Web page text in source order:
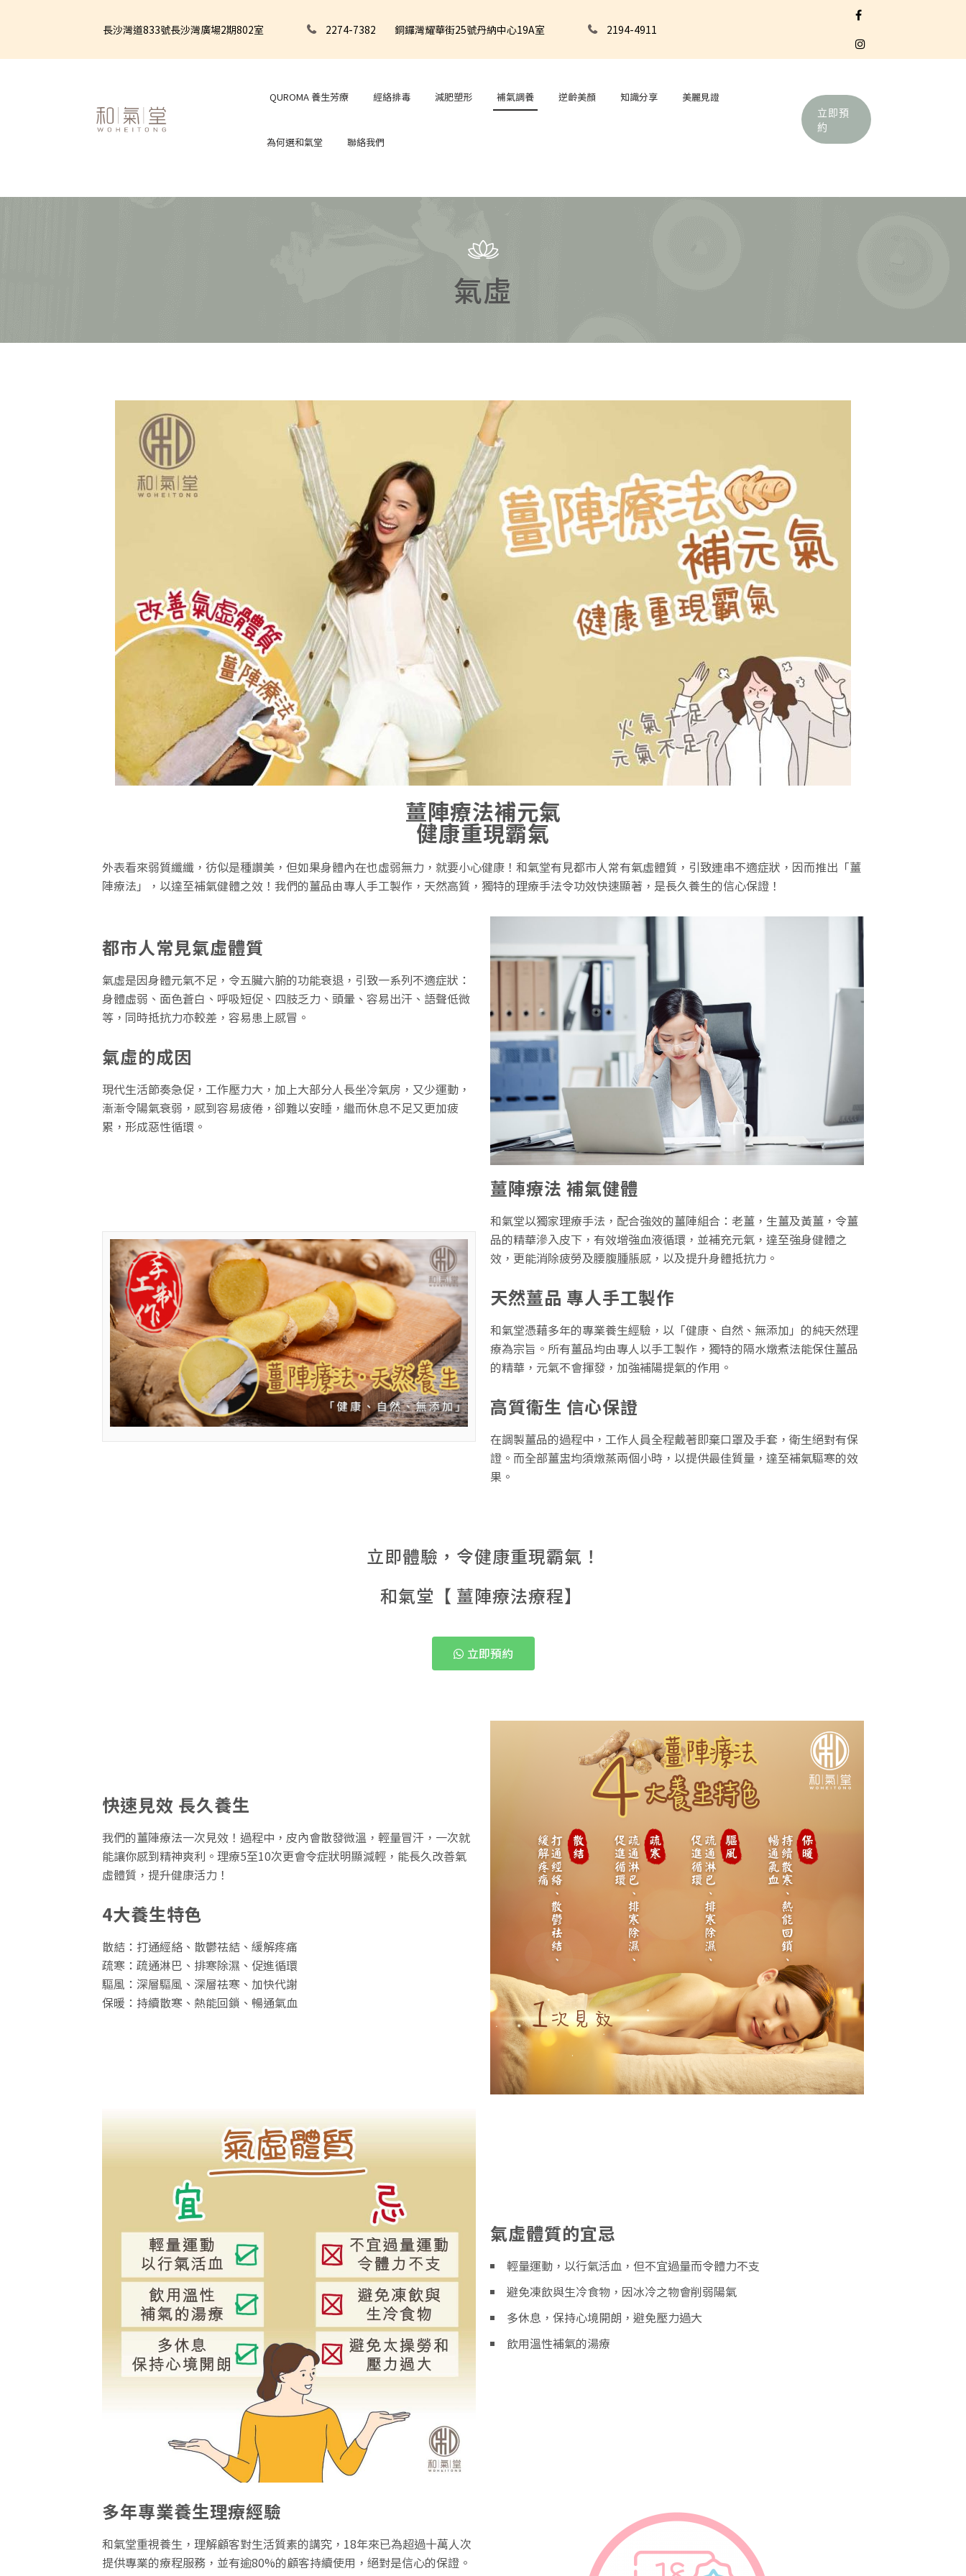
長沙灣道833號長沙灣廣場2期802室 2274-7382 銅鑼灣耀華街25號丹納中心19A室 2194-4911
QUROMA 養生芳療 經絡排毒 減肥塑形 補氣調養 逆齡美顏 知識分享 美麗見證
為何選和氣堂 聯絡我們
立即預
約
氣虛
薑陣療法補元氣
健康重現霸氣
外表看來弱質纖纖，彷似是種讚美，但如果身體內在也虛弱無力，就要小心健康！和氣堂有見都市人常有氣虛體質，引致連串不適症狀，因而推出「薑
陣療法」，以達至補氣健體之效！我們的薑品由專人手工製作，天然高質，獨特的理療手法令功效快速顯著，是長久養生的信心保證！
都市人常見氣虛體質
氣虛是因身體元氣不足，令五臟六腑的功能衰退，引致一系列不適症狀：
身體虛弱、面色蒼白、呼吸短促、四肢乏力、頭暈、容易出汗、語聲低微
等，同時抵抗力亦較差，容易患上感冒。
氣虛的成因
現代生活節奏急促，工作壓力大，加上大部分人長坐冷氣房，又少運動，
漸漸令陽氣衰弱，感到容易疲倦，卻難以安睡，繼而休息不足又更加疲
累，形成惡性循環。
薑陣療法 補氣健體
和氣堂以獨家理療手法，配合強效的薑陣組合：老薑，生薑及黃薑，令薑
品的精華滲入皮下，有效增強血液循環，並補充元氣，達至強身健體之
效，更能消除疲勞及腰腹腫脹感，以及提升身體抵抗力。
天然薑品 專人手工製作
和氣堂憑藉多年的專業養生經驗，以「健康、自然、無添加」的純天然理
療為宗旨。所有薑品均由專人以手工製作，獨特的隔水燉煮法能保住薑品
的精華，元氣不會揮發，加強補陽提氣的作用。
高質衞生 信心保證
在調製薑品的過程中，工作人員全程戴著即棄口罩及手套，衛生絕對有保
證。而全部薑盅均須燉蒸兩個小時，以提供最佳質量，達至補氣驅寒的效
果。
立即體驗，令健康重現霸氣！
和氣堂【 薑陣療法療程】
立即預約
快速見效 長久養生
我們的薑陣療法一次見效！過程中，皮內會散發微溫，輕量冒汗，一次就
能讓你感到精神爽利。理療5至10次更會令症狀明顯減輕，能長久改善氣
虛體質，提升健康活力！
4大養生特色
散結：打通經絡、散鬱祛結、緩解疼痛
疏寒：疏通淋巴、排寒除濕、促進循環
驅風：深層驅風、深層祛寒、加快代謝
保暖：持續散寒、熱能回鎖、暢通氣血
氣虛體質的宜忌
輕量運動，以行氣活血，但不宜過量而令體力不支
避免凍飲與生冷食物，因冰冷之物會削弱陽氣
多休息，保持心境開朗，避免壓力過大
飲用溫性補氣的湯療
多年專業養生理療經驗
和氣堂重視養生，理解顧客對生活質素的講究，18年來已為超過十萬人次
提供專業的療程服務，並有逾80%的顧客持續使用，絕對是信心的保證。